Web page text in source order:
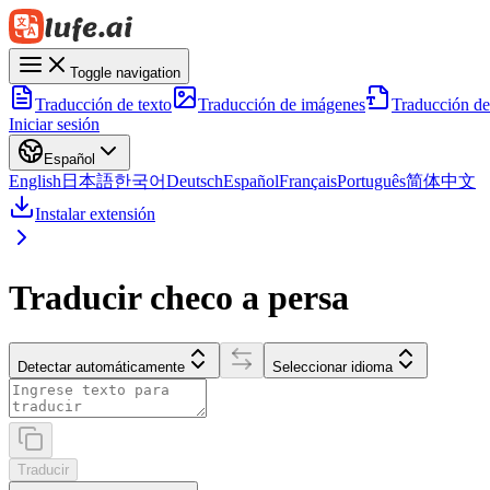
Toggle navigation
Traducción de texto Traducción de imágenes Traducción
Iniciar sesión
Español
English 日本語한국어DeutschEspañolFrançaisPortuguês简体中文
Instalar extensión
Traducir checo a persa
Detectar automáticamente Seleccionar idioma
Traducir